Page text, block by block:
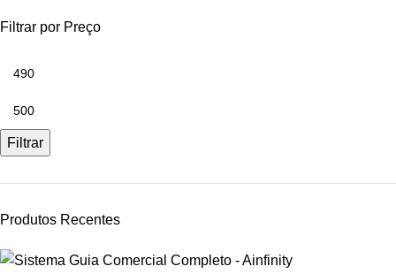
Filtrar por Preço
Filtrar
Produtos Recentes